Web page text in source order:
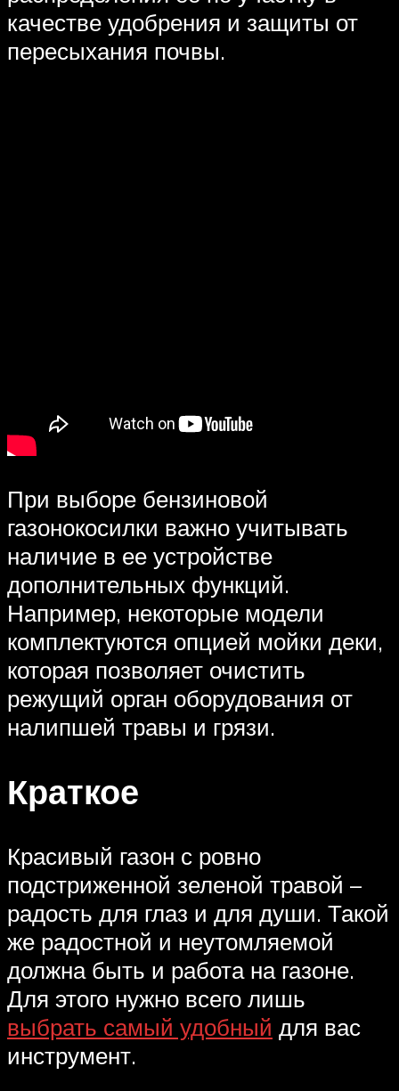
качестве удобрения и защиты от
пересыхания почвы.
При выборе бензиновой
газонокосилки важно учитывать
наличие в ее устройстве
дополнительных функций.
Например, некоторые модели
комплектуются опцией мойки деки,
которая позволяет очистить
режущий орган оборудования от
налипшей травы и грязи.
Краткое
Красивый газон с ровно
подстриженной зеленой травой –
радость для глаз и для души. Такой
же радостной и неутомляемой
должна быть и работа на газоне.
Для этого нужно всего лишь
выбрать самый удобный для вас
инструмент.